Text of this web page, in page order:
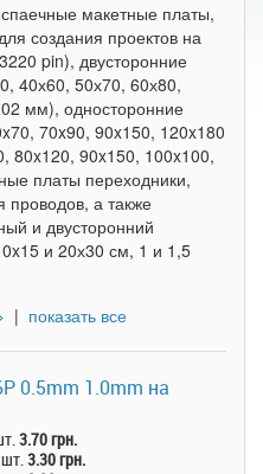
макетные платы,
создания проектов на
pin), двусторонние
40х60, 50х70, 60х80,
мм), односторонние
70x90, 90x150, 120x180
80x120, 90x150, 100x100,
платы переходники,
проводов, а также
и двусторонний
и 20х30 см, 1 и 1,5
| показать все
0.5mm 1.0mm на
3.70 грн.
шт.3.30 грн.